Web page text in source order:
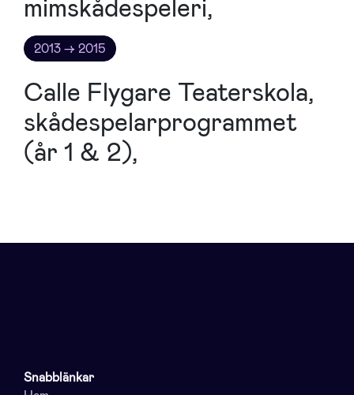
mimskådespeleri,
2013 → 2015
Calle Flygare Teaterskola,
skådespelarprogrammet
(år 1 & 2),
Snabblänkar